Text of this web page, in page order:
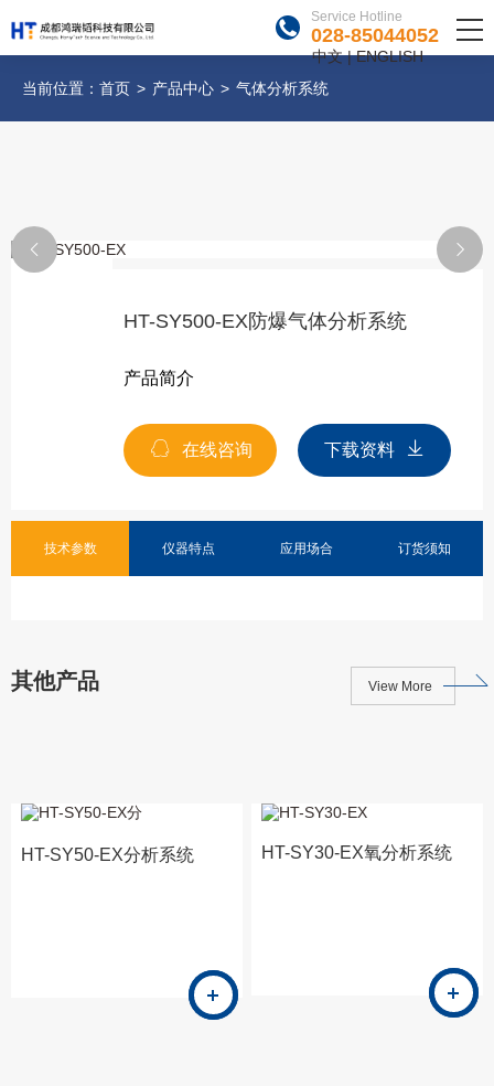
Service Hotline
028-85044052
中文|ENGLISH
当前位置： 首页 > 产品中心 > 气体分析系统
HT-SY500-EX防爆气体分析系统
产品简介
在线咨询 下载资料
技术参数 仪器特点 应用场合 订货须知
其他产品 View More
HT-SY50-EX分析系统 HT-SY30-EX氧分析系统